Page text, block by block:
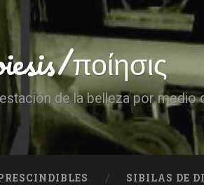
ποίησις
de la belleza por medio
SIBILAS DE